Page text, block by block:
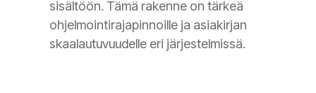
sisältöön. Tämä rakenne on tärkeä
ohjelmointirajapinnoille ja asiakirjan
skaalautuvuudelle eri järjestelmissä.